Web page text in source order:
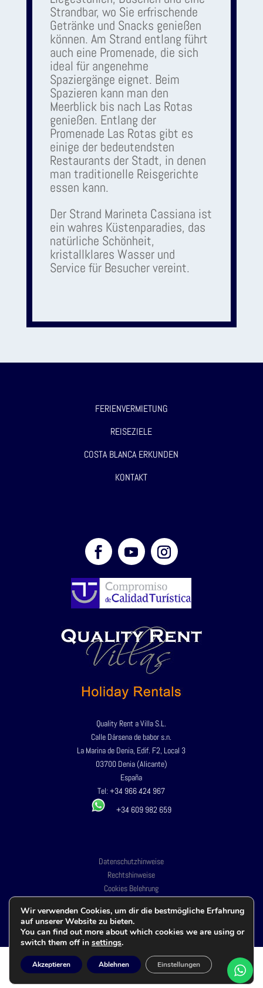
Strandbar, wo Sie erfrischende
Getränke und Snacks genießen
können. Am Strand entlang führt
auch eine Promenade, die sich
ideal für angenehme
Spaziergänge eignet. Beim
Spazieren kann man den
Meerblick bis nach Las Rotas
genießen. Entlang der
Promenade Las Rotas gibt es
einige der bedeutendsten
Restaurants der Stadt, in denen
man traditionelle Reisgerichte
essen kann.
Der Strand Marineta Cassiana ist
ein wahres Küstenparadies, das
natürliche Schönheit,
kristallklares Wasser und
Service für Besucher vereint.
FERIENVERMIETUNG
REISEZIELE
COSTA BLANCA ERKUNDEN
KONTAKT
Quality Rent a Villa S.L.
Calle Dársena de babor s.n.
La Marina de Denia, Edif. F2, Local 3
03700 Denia (Alicante)
España
Tel: +34 966 424 967
+34 609 982 659
Datenschutzhinweise
Rechtshinweise
Cookies Belehrung
Zugänglichkeit
Wir verwenden Cookies, um dir die bestmögliche Erfahrung
auf unserer Website zu bieten.
You can find out more about which cookies we are using or
switch them off in settings.
Akzeptieren Ablehnen Einstellungen